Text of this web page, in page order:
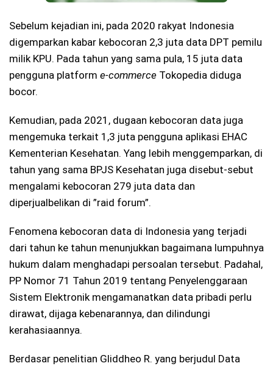
Sebelum kejadian ini, pada 2020 rakyat Indonesia
digemparkan kabar kebocoran 2,3 juta data DPT pemilu
milik KPU. Pada tahun yang sama pula, 15 juta data
pengguna platform e-commerce Tokopedia diduga
bocor.
Kemudian, pada 2021, dugaan kebocoran data juga
mengemuka terkait 1,3 juta pengguna aplikasi EHAC
Kementerian Kesehatan. Yang lebih menggemparkan, di
tahun yang sama BPJS Kesehatan juga disebut-sebut
mengalami kebocoran 279 juta data dan
diperjualbelikan di ”raid forum”.
Fenomena kebocoran data di Indonesia yang terjadi
dari tahun ke tahun menunjukkan bagaimana lumpuhnya
hukum dalam menghadapi persoalan tersebut. Padahal,
PP Nomor 71 Tahun 2019 tentang Penyelenggaraan
Sistem Elektronik mengamanatkan data pribadi perlu
dirawat, dijaga kebenarannya, dan dilindungi
kerahasiaannya.
Berdasar penelitian Gliddheo R. yang berjudul Data